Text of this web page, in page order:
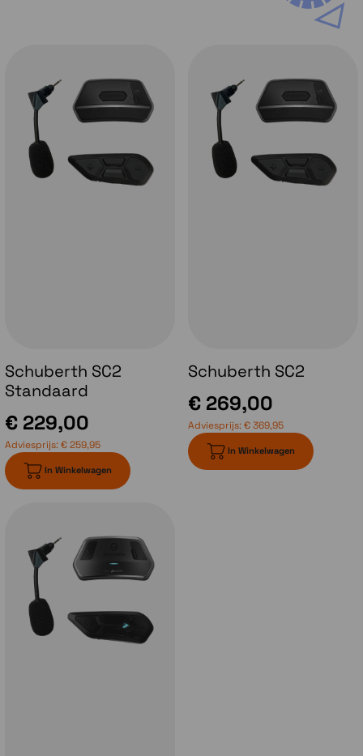
helmschaal te optimaliseren om de beste
Nieuwe topventilatie
Het topventilatie systeem van de Schubeth
comfortabele temperatuur.
Schuberth SC2
Standaard
€ 229,00
Adviesprijs:€ 259,95
In Winkelwagen
Schuberth SC2
€ 269,00
Adviesprijs:€ 369,95
In Winkelwagen